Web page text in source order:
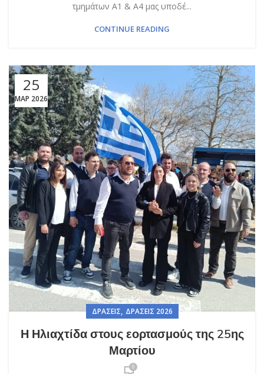
τμημάτων Α1 & Α4 μας υποδέ...
CONTINUE READING
25
ΜΑΡ 2026
ΔΡΆΣΕΙΣ, ΔΡΆΣΕΙΣ 2026
Η Ηλιαχτίδα στους εορτασμούς της 25ης
Μαρτίου
0